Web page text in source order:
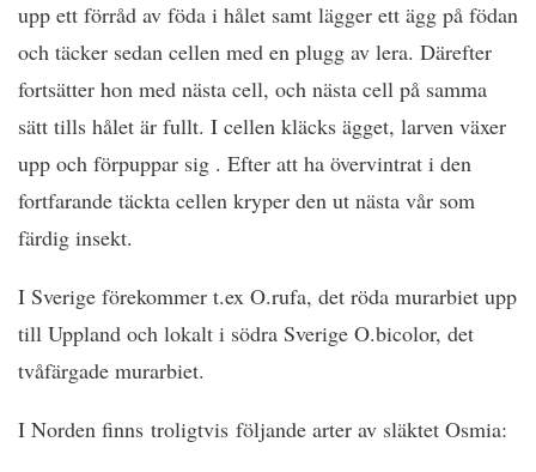
upp ett förråd av föda i hålet samt lägger ett ägg på födan
och täcker sedan cellen med en plugg av lera. Därefter
fortsätter hon med nästa cell, och nästa cell på samma
sätt tills hålet är fullt. I cellen kläcks ägget, larven växer
upp och förpuppar sig . Efter att ha övervintrat i den
fortfarande täckta cellen kryper den ut nästa vår som
färdig insekt.
I Sverige förekommer t.ex O.rufa, det röda murarbiet upp
till Uppland och lokalt i södra Sverige O.bicolor, det
tvåfärgade murarbiet.
I Norden finns troligtvis följande arter av släktet Osmia: